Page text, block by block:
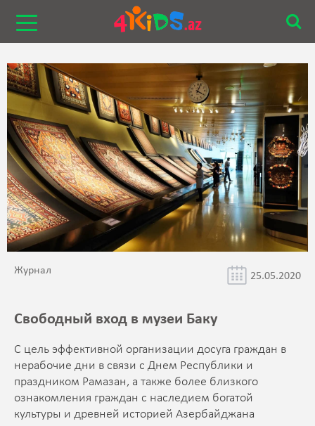
Журнал 25.05.2020
Свободный вход в музеи Баку
С цель эффективной организации досуга граждан в
нерабочие дни в связи с Днем Республики и
праздником Рамазан, а также более близкого
ознакомления граждан с наследием богатой
культуры и древней историей Азербайджана